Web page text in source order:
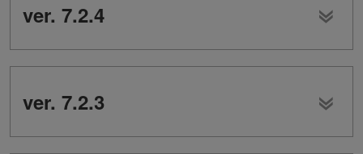
ver. 7.2.4
ver. 7.2.3